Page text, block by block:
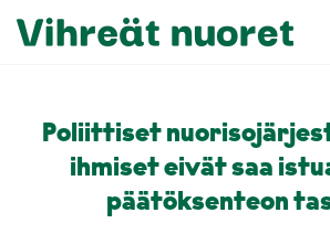
Poliittiset
ihmiset eivät saa
päätöksenteon